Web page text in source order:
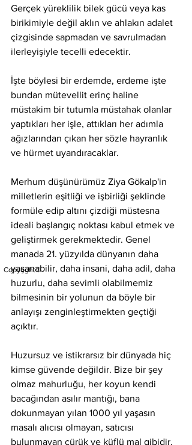
Gerçek yüreklilik bilek gücü veya kas
birikimiyle değil aklın ve ahlakın adalet
çizgisinde sapmadan ve savrulmadan
ilerleyişiyle tecelli edecektir.
İşte böylesi bir erdemde, erdeme işte
bundan mütevellit erinç haline
müstakim bir tutumla müstahak olanlar
yaptıkları her işle, attıkları her adımla
ağızlarından çıkan her sözle hayranlık
ve hürmet uyandıracaklar.
Merhum düşünürümüz Ziya Gökalp'in
milletlerin eşitliği ve işbirliği şeklinde
formüle edip altını çizdiği müstesna
ideali başlangıç noktası kabul etmek ve
geliştirmek gerekmektedir. Genel
manada 21. yüzyılda dünyanın daha
yaşanabilir, daha insani, daha adil, daha
huzurlu, daha sevimli olabilmemiz
bilmesinin bir yolunun da böyle bir
anlayışı zenginleştirmekten geçtiği
açıktır.
Huzursuz ve istikrarsız bir dünyada hiç
kimse güvende değildir. Bize bir şey
olmaz mahurluğu, her koyun kendi
bacağından asılır mantığı, bana
dokunmayan yılan 1000 yıl yaşasın
masalı alıcısı olmayan, satıcısı
bulunmayan çürük ve küflü mal gibidir.
Copyright©